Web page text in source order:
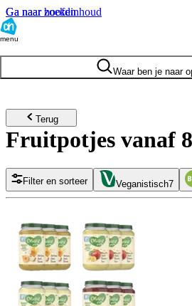
Ga naar hoofdinhoud
Ga naar zoeken
menu
Waar ben je naar
Terug
Fruitpotjes vanaf
Filter en sorteer Veganistisch7